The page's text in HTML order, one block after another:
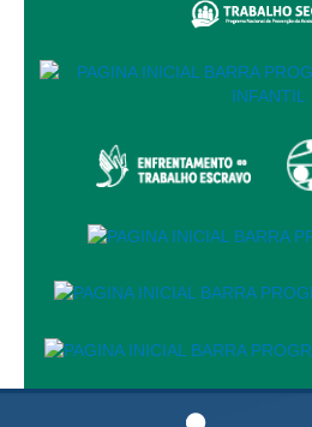
Comitê de Combate ao
Comitê de Incentivo à
no âmbito do TRT-11
Moral, do Assédio Sexual e
Comitê Gestor do Plano de